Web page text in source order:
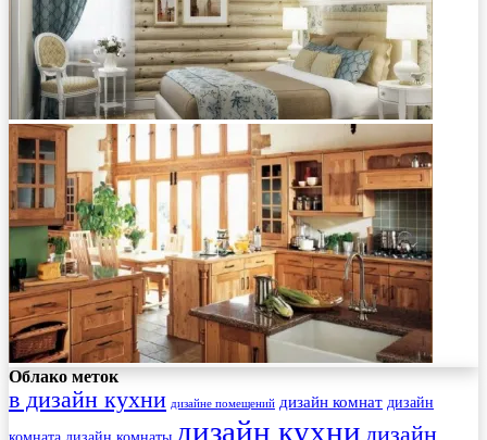
Облако меток
в дизайн кухни дизайне помещений дизайн комнат дизайн
дизайн кухни дизайн